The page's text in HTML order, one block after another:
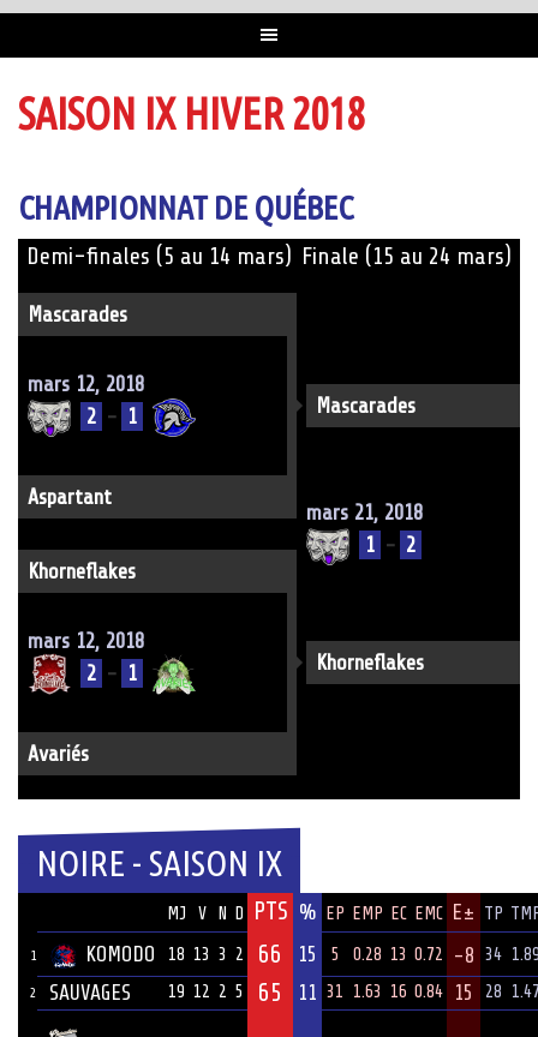
SAISON IX HIVER 2018
CHAMPIONNAT DE QUÉBEC
Demi-finales (5 au 14 mars) Finale (15 au 24 mars)
Mascarades
mars 12, 2018
2 - 1 Mascarades
mars 21, 2018
1 - 2
Aspartant
Khorneflakes
mars 12, 2018
2 - 1 Khorneflakes
Avariés
NOIRE - SAISON IX
MJ V N D PTS % EP EMP EC EMC E± TP
1 KOMODO 18 13 3 2 66 15 5 0.28 13 0.72 -8 34
2 SAUVAGES 19 12 2 5 65 11 31 1.63 16 0.84 15 28